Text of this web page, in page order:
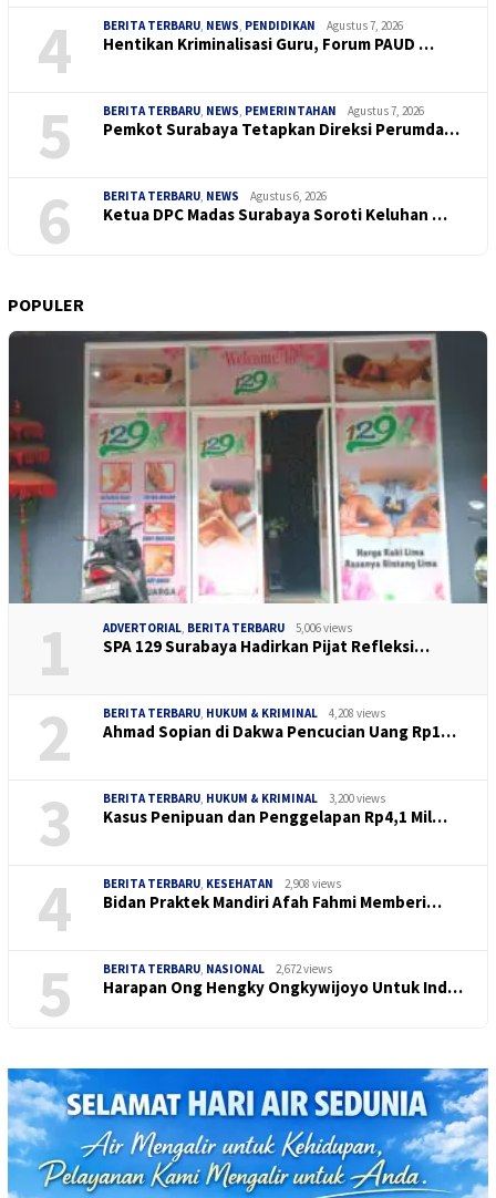
4 BERITA TERBARU, NEWS, PENDIDIKAN Agustus 7, 2026
Hentikan Kriminalisasi Guru, Forum PAUD …
5 BERITA TERBARU, NEWS, PEMERINTAHAN Agustus 7, 2026
Pemkot Surabaya Tetapkan Direksi Perumda…
6 BERITA TERBARU, NEWS Agustus 6, 2026
Ketua DPC Madas Surabaya Soroti Keluhan …
POPULER
1 ADVERTORIAL, BERITA TERBARU 5,006 views
SPA 129 Surabaya Hadirkan Pijat Refleksi…
2 BERITA TERBARU, HUKUM & KRIMINAL 4,208 views
Ahmad Sopian di Dakwa Pencucian Uang Rp1…
3 BERITA TERBARU, HUKUM & KRIMINAL 3,200 views
Kasus Penipuan dan Penggelapan Rp4,1 Mil…
4 BERITA TERBARU, KESEHATAN 2,908 views
Bidan Praktek Mandiri Afah Fahmi Memberi…
5 BERITA TERBARU, NASIONAL 2,672 views
Harapan Ong Hengky Ongkywijoyo Untuk Ind…